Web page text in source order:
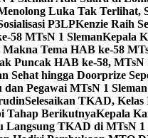
Luka Tak Terlihat,
P3LPKenzie Raih
58 MTsN 1 SlemanKepala
Makna Tema HAB ke-58
Puncak HAB ke-58, MTsN
Sehat hingga Doorprize
dan Pegawai MTsN 1
Selesaikan TKAD,
Tahap BerikutnyaKepala
Langsung TKAD di MTsN 1